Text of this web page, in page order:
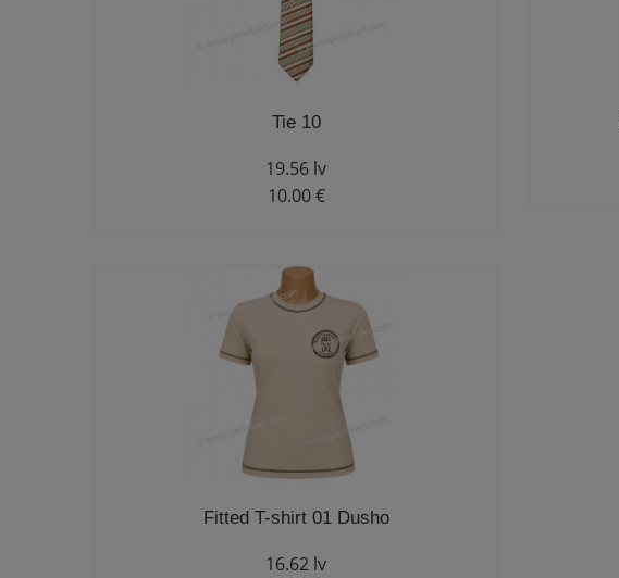
Tie 10
19.56 lv
10.00 €
Fitted T-shirt 01 Dusho
16.62 lv